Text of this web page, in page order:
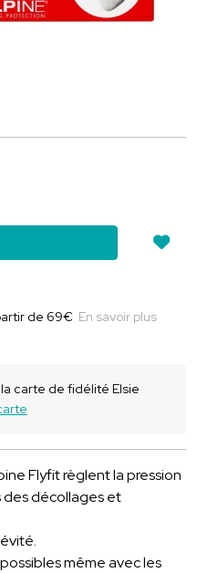
de 69€ En savoir plus
carte de fidélité Elsie
Flyfit règlent la pression
des décollages et
même avec les